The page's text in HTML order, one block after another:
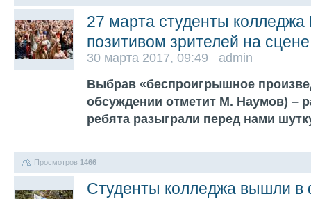
27 марта студенты колледжа
позитивом зрителей на
30 марта 2017, 09:49 admin
Выбрав «беспроигрышное
обсуждении отметит М. Наумов) –
ребята разыграли перед нами
Просмотров 1466
Студенты колледжа вышли в